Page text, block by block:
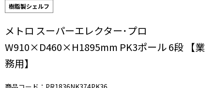
樹脂製シェルフ
メトロ スーパーエレクター･プロ
W910×D460×H1895mm PK3ポール 6段 【業
務用】